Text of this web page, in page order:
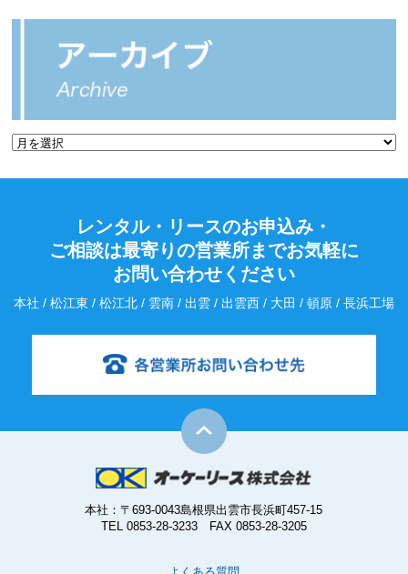
レンタル・リースのお申込み・
ご相談は最寄りの営業所までお気軽に
お問い合わせください
本社 / 松江東 / 松江北 / 雲南 / 出雲 / 出雲西 / 大田 / 頓原 / 長浜工場
本社：〒693-0043島根県出雲市長浜町457-15
TEL 0853-28-3233 FAX 0853-28-3205